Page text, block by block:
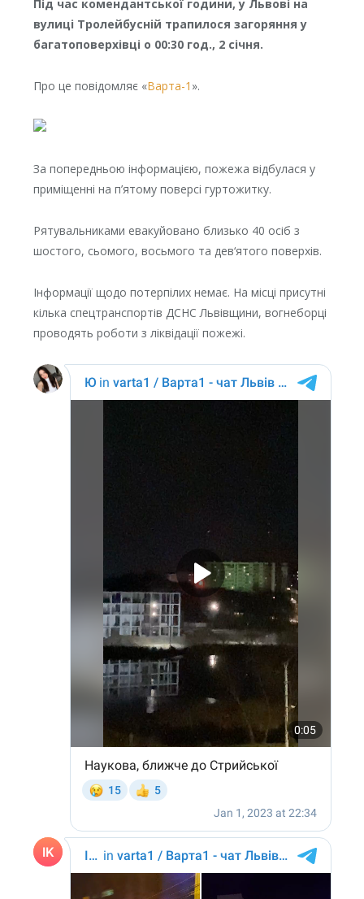
Під час комендантської години, у Львові на
вулиці Тролейбусній трапилося загоряння у
багатоповерхівці о 00:30 год., 2 січня.
Про це повідомляє «Варта-1 ».
За попередньою інформацією, пожежа відбулася у
приміщенні на п’ятому поверсі гуртожитку.
Рятувальниками евакуйовано близько 40 осіб з
шостого, сьомого, восьмого та дев‘ятого поверхів.
Інформації щодо потерпілих немає. На місці присутні
кілька спецтранспортів ДСНС Львівщини, вогнеборці
проводять роботи з ліквідації пожежі.